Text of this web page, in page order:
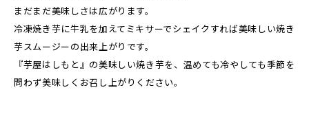
まだまだ美味しさは広がります。
冷凍焼き芋に牛乳を加えてミキサーでシェイクすれば美味しい焼き
芋スムージーの出来上がりです。
『芋屋はしもと』の美味しい焼き芋を、温めても冷やしても季節を
問わず美味しくお召し上がりください。